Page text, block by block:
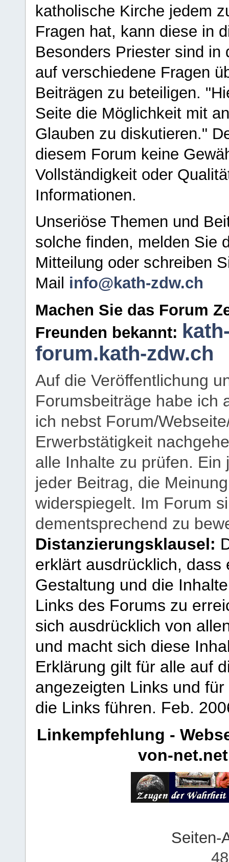
katholische Kirche jedem
Fragen hat, kann diese in
Besonders Priester sind in
auf verschiedene Fragen
Beiträgen zu beteiligen.
Seite die Möglichkeit mit
Glauben zu diskutieren."
diesem Forum keine
Vollständigkeit oder
Informationen.
Unseriöse Themen und
solche finden, melden Sie
Mitteilung oder schreiben
Mail info@kath-zdw.ch
Machen Sie das Forum
Freunden bekannt:
forum.kath-zdw.ch
Auf die Veröffentlichung
Forumsbeiträge habe ich
ich nebst Forum/
Erwerbstätigkeit
alle Inhalte zu prüfen.
jeder Beitrag, die
widerspiegelt. Im Forum
dementsprechend zu
Distanzierungsklausel:
erklärt ausdrücklich,
Gestaltung und die
Links des Forums zu
sich ausdrücklich von
und macht sich diese
Erklärung gilt für alle auf
angezeigten Links und
die Links führen. Feb.
Linkempfehlung -
von-net.net
Seiten-